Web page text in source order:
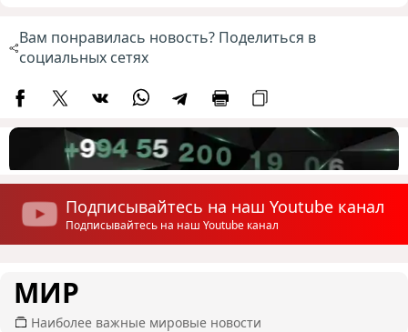
Вам понравилась новость? Поделиться в
социальных сетях
Подписывайтесь на наш Youtube канал
Подписывайтесь на наш Youtube канал
МИР
Наиболее важные мировые новости